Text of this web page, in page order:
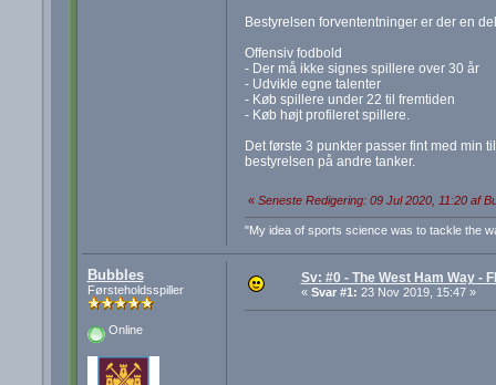
Bestyrelsen forvententninger er der en
Offensiv fodbold
- Der må ikke signes spillere over 30 år
- Udvikle egne talenter
- Køb spillere under 22 til fremtiden
- Køb højt profileret spillere.
Det første 3 punkter passer fint med min
bestyrelsen på andre tanker.
« Seneste Redigering: 09 Jul 2020, 11:20 af
"My idea of sports science was to tackle the
Bubbles
Førsteholdsspiller
Online
Sv: #0 - The West Ham Way -
« Svar #1: 23 Nov 2019, 15:47 »